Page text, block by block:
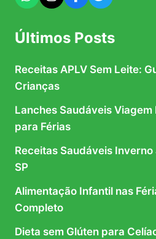
Últimos Posts
Receitas APLV Sem Leite:
Crianças
Lanches Saudáveis
para Férias
Receitas Saudáveis
SP
Alimentação Infantil nas
Completo
Dieta sem Glúten para